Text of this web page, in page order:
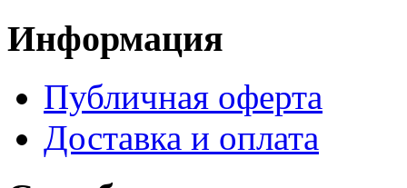
Информация
Публичная оферта
Доставка и оплата